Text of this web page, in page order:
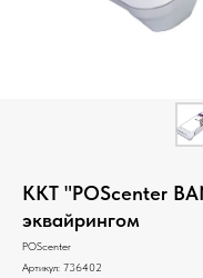
ККТ "POScenter
эквайрингом
POScenter
Артикул: 736402